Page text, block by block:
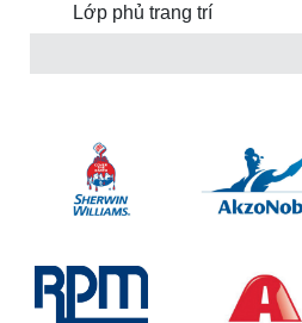
Lớp phủ trang trí